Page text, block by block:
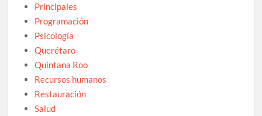
Principales
Programación
Psicología
Querétaro
Quintana Roo
Recursos humanos
Restauración
Salud